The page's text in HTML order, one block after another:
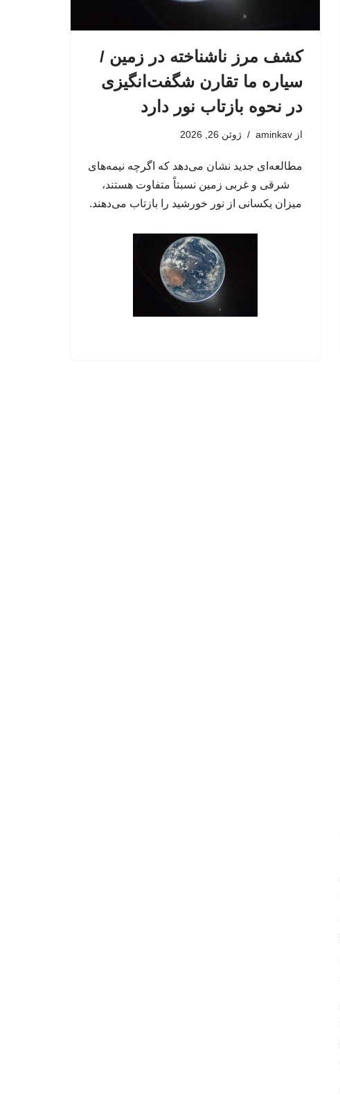
کشف مرز ناشناخته در زمین /
سیاره ما تقارن شگفت‌انگیزی
در نحوه بازتاب نور دارد
از aminkav ژوئن 26, 2026
مطالعه‌ای جدید نشان می‌دهد که اگرچه نیمه‌های
شرقی و غربی زمین نسبتاً متفاوت هستند،
میزان یکسانی از نور خورشید را بازتاب می‌دهند.